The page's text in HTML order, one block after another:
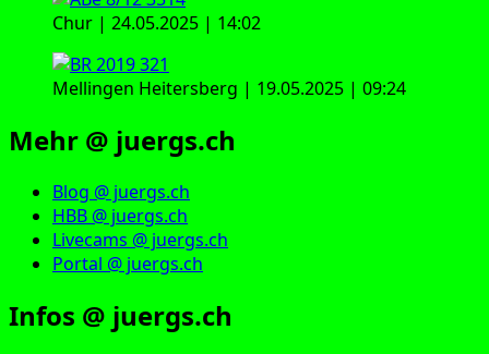
Chur | 24.05.2025 | 14:02
Mellingen Heitersberg | 19.05.2025 | 09:24
Mehr @ juergs.ch
Blog @ juergs.ch
HBB @ juergs.ch
Livecams @ juergs.ch
Portal @ juergs.ch
Infos @ juergs.ch